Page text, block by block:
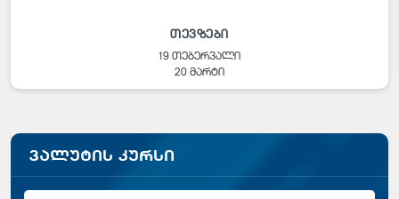
თევზები
19 თებერვალი
20 მარტი
ვალუტის კურსი